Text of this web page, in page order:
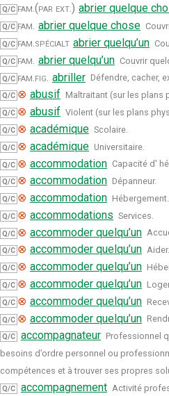
Q/C fam.(par ext.) abrier quelque
Q/C fam. abrier quelque chose
Q/C fam.spécialt abrier quelqu’un
Q/C fam. abrier quelqu’un Couvrir
Q/C fam. fig. abriller Défendre, cacher,
Q/C ⊗ abusif Maltraitant (sur les plans
Q/C ⊗ abusif Violent (sur les plans
Q/C ⊗ académique Scolaire.
Q/C ⊗ académique Universitaire.
Q/C ⊗ accommodation Capacité d'
Q/C ⊗ accommodation Dépanneur.
Q/C ⊗ accommodation Hébergement.
Q/C ⊗ accommodations Services.
Q/C ⊗ accommoder quelqu’un
Q/C ⊗ accommoder quelqu’un Aider.
Q/C ⊗ accommoder quelqu’un
Q/C ⊗ accommoder quelqu’un
Q/C ⊗ accommoder quelqu’un
Q/C ⊗ accommoder quelqu’un
Q/C accompagnateur Professionnel
besoins d’ordre personnel ou
compétences et à trouver ses propres
Q/C accompagnement Activité